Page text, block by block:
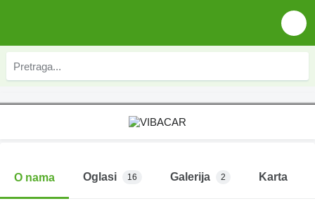
O nama Oglasi 16 Galerija 2 Karta